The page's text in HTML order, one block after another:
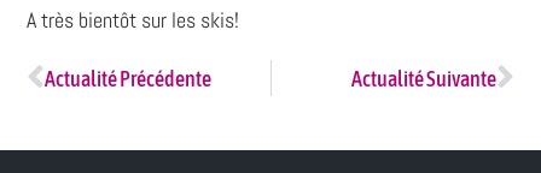
A très bientôt sur les skis!
Actualité Précédente Actualité Suivante